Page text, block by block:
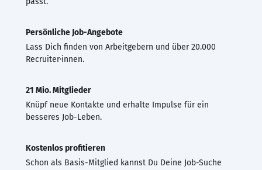
Persönliche Job-Angebote
Lass Dich finden von Arbeitgebern und über 20.000
Recruiter·innen.
21 Mio. Mitglieder
Knüpf neue Kontakte und erhalte Impulse für ein
besseres Job-Leben.
Kostenlos profitieren
Schon als Basis-Mitglied kannst Du Deine Job-Suche